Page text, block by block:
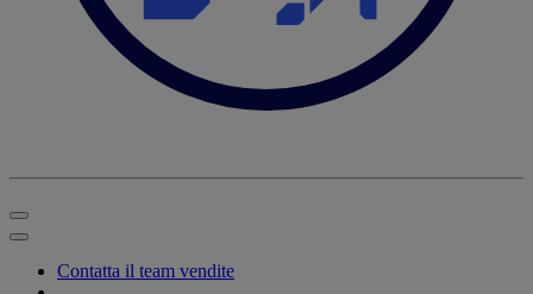
Contatta il team vendite